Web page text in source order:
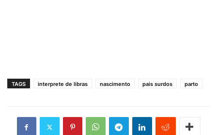
TAGS interprete de libras nascimento pais surdos parto